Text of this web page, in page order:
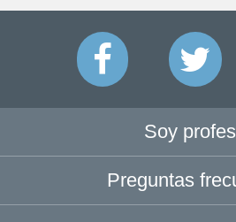
Soy
Preguntas